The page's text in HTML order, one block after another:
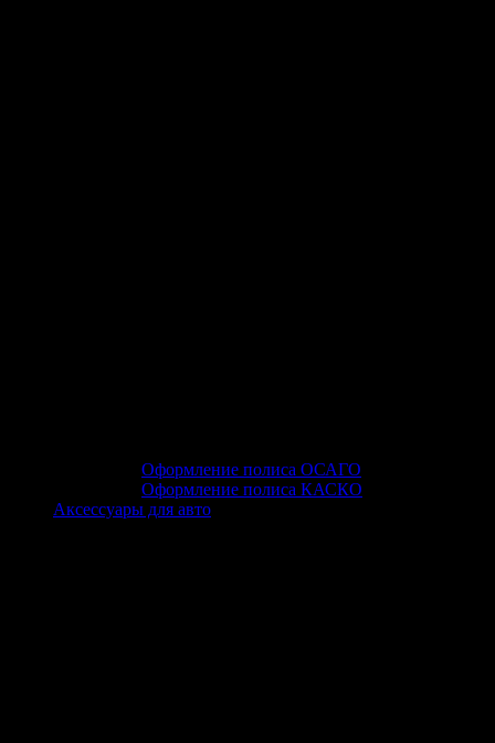
Оформление полиса ОСАГО
Оформление полиса КАСКО
Аксессуары для авто